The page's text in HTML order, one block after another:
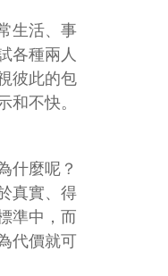
生活、事
各種兩人
彼此的包
不快。
什麼呢？
真實、得
準中，而
代價就可